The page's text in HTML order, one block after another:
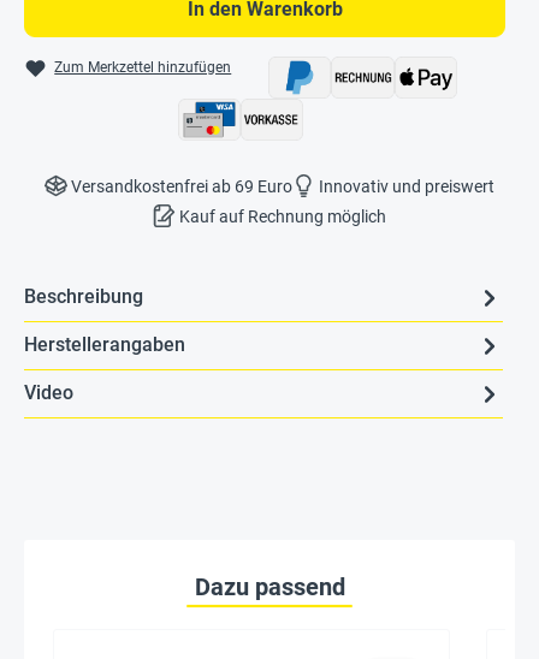
In den Warenkorb
Zum Merkzettel hinzufügen
Versandkostenfrei ab 69 Euro
Innovativ und preiswert
Kauf auf Rechnung möglich
Beschreibung
Herstellerangaben
Video
Dazu passend